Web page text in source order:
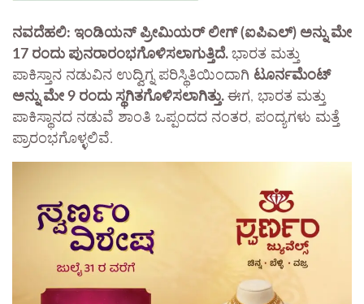
ನವದೆಹಲಿ: ಇಂಡಿಯನ್ ಪ್ರೀಮಿಯರ್ ಲೀಗ್ (ಐಪಿಎಲ್) ಅನ್ನು ಮೇ
17 ರಂದು ಪುನರಾರಂಭಗೊಳಿಸಲಾಗುತ್ತಿದೆ. ಭಾರತ ಮತ್ತು
ಪಾಕಿಸ್ತಾನ ನಡುವಿನ ಉದ್ವಿಗ್ನ ಪರಿಸ್ಥಿತಿಯಿಂದಾಗಿ ಟೂರ್ನಮೆಂಟ್
ಅನ್ನು ಮೇ 9 ರಂದು ಸ್ಥಗಿತಗೊಳಿಸಲಾಗಿತ್ತು. ಈಗ, ಭಾರತ ಮತ್ತು
ಪಾಕಿಸ್ಥಾನದ ನಡುವೆ ಶಾಂತಿ ಒಪ್ಪಂದದ ನಂತರ, ಪಂದ್ಯಗಳು ಮತ್ತೆ
ಪ್ರಾರಂಭಗೊಳ್ಳಲಿವೆ.